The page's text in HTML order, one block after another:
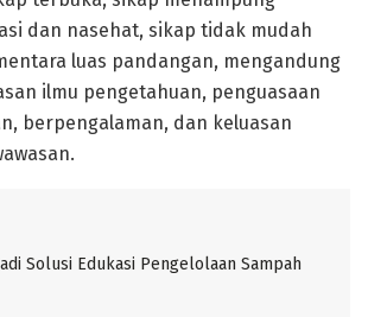
dan nasehat, sikap tidak mudah
luas pandangan, mengandung
ilmu pengetahuan, penguasaan
berpengalaman, dan keluasan
Solusi Edukasi Pengelolaan Sampah